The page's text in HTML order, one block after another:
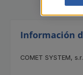
Información
COMET SYSTEM,